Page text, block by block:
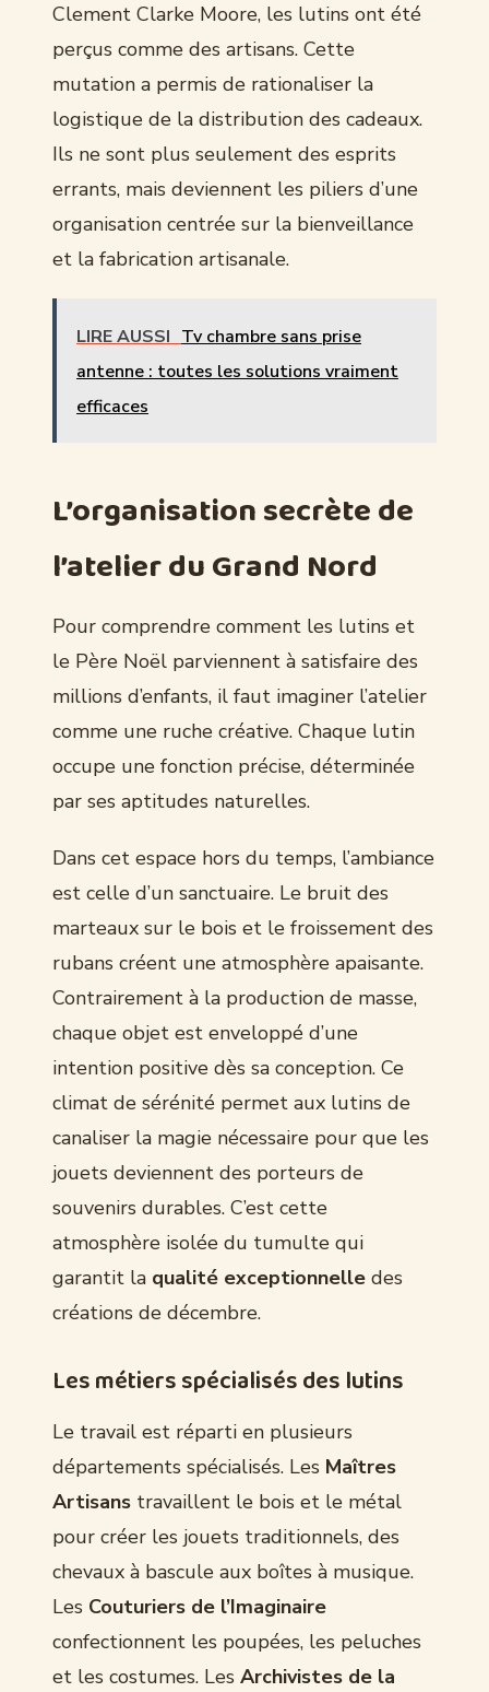
Clement Clarke Moore, les lutins ont été
perçus comme des artisans. Cette
mutation a permis de rationaliser la
logistique de la distribution des cadeaux.
Ils ne sont plus seulement des esprits
errants, mais deviennent les piliers d’une
organisation centrée sur la bienveillance
et la fabrication artisanale.
LIRE AUSSI Tv chambre sans prise
antenne : toutes les solutions vraiment
efficaces
L’organisation secrète de
l’atelier du Grand Nord
Pour comprendre comment les lutins et
le Père Noël parviennent à satisfaire des
millions d’enfants, il faut imaginer l’atelier
comme une ruche créative. Chaque lutin
occupe une fonction précise, déterminée
par ses aptitudes naturelles.
Dans cet espace hors du temps, l’ambiance
est celle d’un sanctuaire. Le bruit des
marteaux sur le bois et le froissement des
rubans créent une atmosphère apaisante.
Contrairement à la production de masse,
chaque objet est enveloppé d’une
intention positive dès sa conception. Ce
climat de sérénité permet aux lutins de
canaliser la magie nécessaire pour que les
jouets deviennent des porteurs de
souvenirs durables. C’est cette
atmosphère isolée du tumulte qui
garantit la qualité exceptionnelle des
créations de décembre.
Les métiers spécialisés des lutins
Le travail est réparti en plusieurs
départements spécialisés. Les Maîtres
Artisans travaillent le bois et le métal
pour créer les jouets traditionnels, des
chevaux à bascule aux boîtes à musique.
Les Couturiers de l’Imaginaire
confectionnent les poupées, les peluches
et les costumes. Les Archivistes de la